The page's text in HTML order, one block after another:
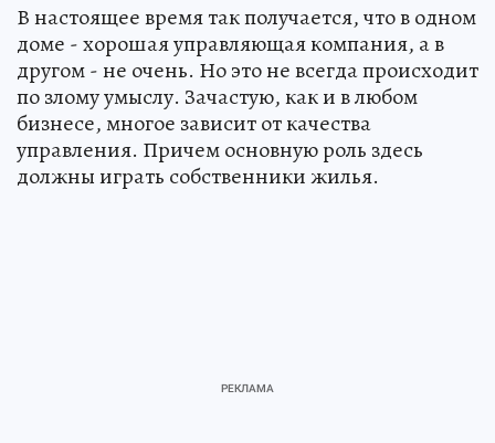
В настоящее время так получается, что в одном
доме - хорошая управляющая компания, а в
другом - не очень. Но это не всегда происходит
по злому умыслу. Зачастую, как и в любом
бизнесе, многое зависит от качества
управления. Причем основную роль здесь
должны играть собственники жилья.